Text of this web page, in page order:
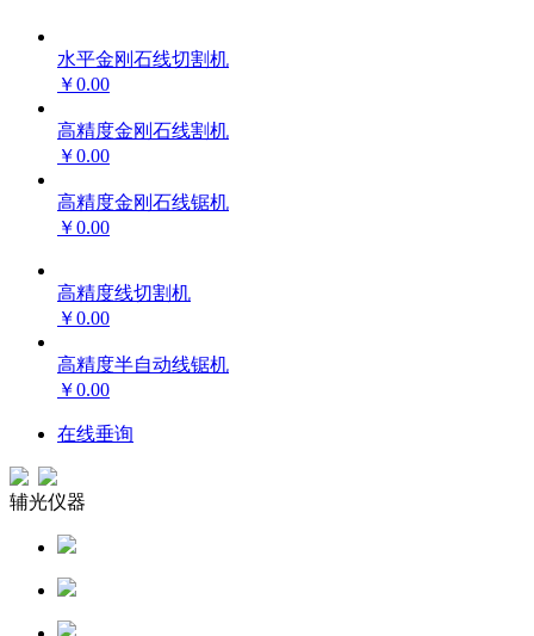
水平金刚石线切割机
￥0.00
高精度金刚石线割机
￥0.00
高精度金刚石线锯机
￥0.00
高精度线切割机
￥0.00
高精度半自动线锯机
￥0.00
在线垂询
辅光仪器